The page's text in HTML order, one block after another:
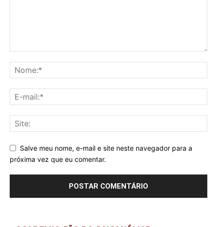
Salve meu nome, e-mail e site neste navegador para a
próxima vez que eu comentar.